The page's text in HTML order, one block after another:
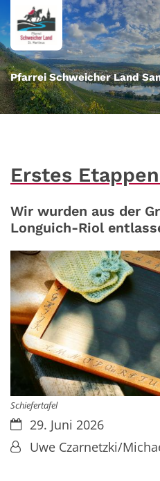
Zum Inhalt springen
Pfarrei Schweicher Land
Erstes
Wir wurden aus der
Longuich-Riol
Schiefertafel
Datum:29. Juni 2026
Von:Uwe Czarnetzki/